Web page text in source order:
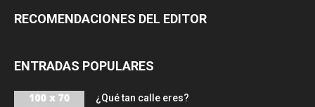
RECOMENDACIONES DEL EDITOR
ENTRADAS POPULARES
¿Qué tan calle eres?